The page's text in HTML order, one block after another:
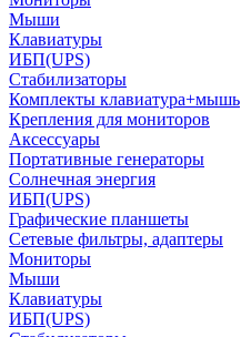
Мыши
Клавиатуры
ИБП(UPS)
Стабилизаторы
Комплекты клавиатура+мышь
Крепления для мониторов
Аксессуары
Портативные генераторы
Солнечная энергия
ИБП(UPS)
Графические планшеты
Сетевые фильтры, адаптеры
Мониторы
Мыши
Клавиатуры
ИБП(UPS)